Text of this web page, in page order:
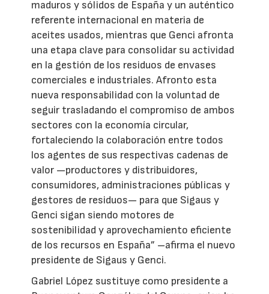
maduros y sólidos de España y un auténtico
referente internacional en materia de
aceites usados, mientras que Genci afronta
una etapa clave para consolidar su actividad
en la gestión de los residuos de envases
comerciales e industriales. Afronto esta
nueva responsabilidad con la voluntad de
seguir trasladando el compromiso de ambos
sectores con la economía circular,
fortaleciendo la colaboración entre todos
los agentes de sus respectivas cadenas de
valor —productores y distribuidores,
consumidores, administraciones públicas y
gestores de residuos— para que Sigaus y
Genci sigan siendo motores de
sostenibilidad y aprovechamiento eficiente
de los recursos en España” –afirma el nuevo
presidente de Sigaus y Genci.
Gabriel López sustituye como presidente a